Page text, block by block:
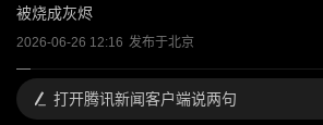
被烧成灰烬
2026-06-26 12:16 发布于北京
打开腾讯新闻客户端说两句